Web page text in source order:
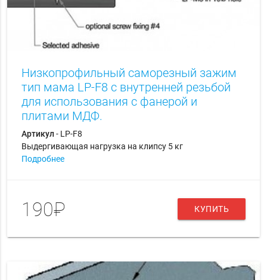
Низкопрофильный саморезный зажим
тип мама LP-F8 с внутренней резьбой
для использования с фанерой и
плитами МДФ.
Артикул- LP-F8
Выдергивающая нагрузка на клипсу 5 кг
Подробнее
190₽ КУПИТЬ